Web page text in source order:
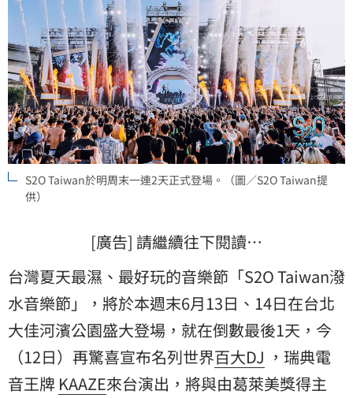
S2O Taiwan於明周末一連2天正式登場。（圖／S2O Taiwan提
供）
[廣告] 請繼續往下閱讀…
台灣夏天最濕、最好玩的音樂節「S2O Taiwan潑
水音樂節」，將於本週末6月13日、14日在台北
大佳河濱公園盛大登場，就在倒數最後1天，今
（12日）再驚喜宣布名列世界百大DJ ， 瑞典電
音王牌 KAAZE來台演出，將與由葛萊美獎得主